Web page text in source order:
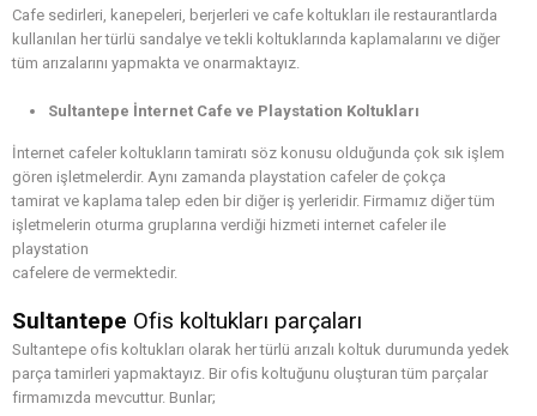
Cafe sedirleri, kanepeleri, berjerleri ve cafe koltukları ile restaurantlarda
kullanılan her türlü sandalye ve tekli koltuklarında kaplamalarını ve diğer
tüm arızalarını yapmakta ve onarmaktayız.
Sultantepe İnternet Cafe ve Playstation Koltukları
İnternet cafeler koltukların tamiratı söz konusu olduğunda çok sık işlem
gören işletmelerdir. Aynı zamanda playstation cafeler de çokça
tamirat ve kaplama talep eden bir diğer iş yerleridir. Firmamız diğer tüm
işletmelerin oturma gruplarına verdiği hizmeti internet cafeler ile
playstation
cafelere de vermektedir.
Sultantepe Ofis koltukları parçaları
Sultantepe ofis koltukları olarak her türlü arızalı koltuk durumunda yedek
parça tamirleri yapmaktayız. Bir ofis koltuğunu oluşturan tüm parçalar
firmamızda mevcuttur. Bunlar;